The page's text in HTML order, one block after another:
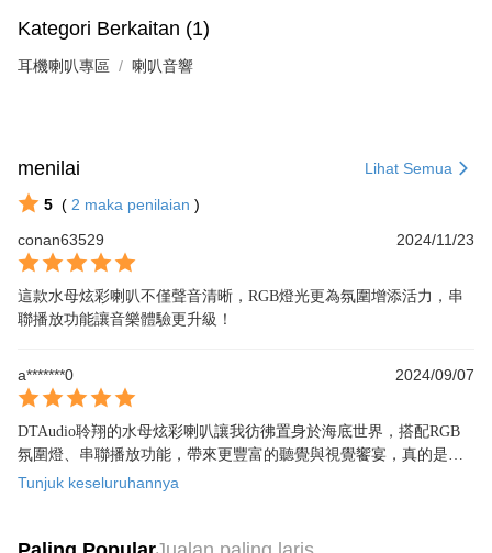
Kategori Berkaitan (1)
耳機喇叭專區 喇叭音響
menilai Lihat Semua
5 ( 2 maka penilaian )
conan63529
2024/11/23
這款水母炫彩喇叭不僅聲音清晰，RGB燈光更為氛圍增添活力，串
聯播放功能讓音樂體驗更升級！
a*******0 2024/09/07
DTAudio聆翔的水母炫彩喇叭讓我彷彿置身於海底世界，搭配RGB
氛圍燈、串聯播放功能，帶來更豐富的聽覺與視覺饗宴，真的是超
讚的選擇！
Tunjuk keseluruhannya